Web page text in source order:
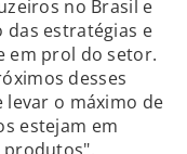
no Brasil e
estratégias e
em prol do setor.
desses
levar o máximo de
estejam em
produtos",